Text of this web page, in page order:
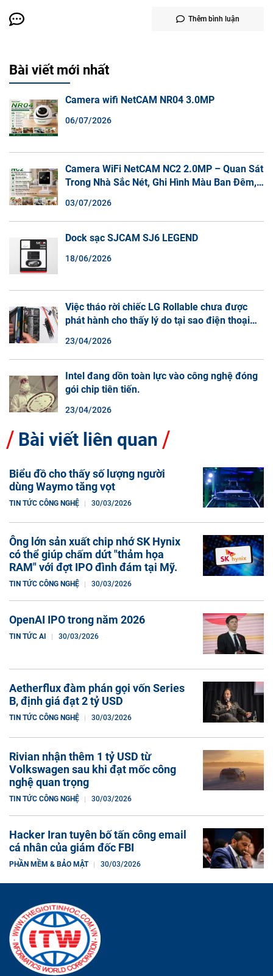
Thêm bình luận
Bài viết mới nhất
Camera wifi NetCAM NR04 3.0MP
06/07/2026
Camera WiFi NetCAM NC2 2.0MP – Quan Sát
Trong Nhà Sắc Nét, Ghi Hình Màu Ban Đêm,
03/07/2026
Dock sạc SJCAM SJ6 LEGEND
18/06/2026
Việc tháo rời chiếc LG Rollable chưa được
phát hành cho thấy lý do tại sao điện thoại
23/04/2026
Intel đang dồn toàn lực vào công nghệ đóng
gói chip tiên tiến.
23/04/2026
Bài viết liên quan
Biểu đồ cho thấy số lượng người
dùng Waymo tăng vọt
TIN TỨC CÔNG NGHỆ 30/03/2026
Ông lớn sản xuất chip nhớ SK Hynix
có thể giúp chấm dứt "thảm họa
RAM" với đợt IPO đình đám tại Mỹ.
TIN TỨC CÔNG NGHỆ 30/03/2026
OpenAI IPO trong năm 2026
TIN TỨC AI 30/03/2026
Aetherflux đàm phán gọi vốn Series
B, định giá đạt 2 tỷ USD
TIN TỨC CÔNG NGHỆ 30/03/2026
Rivian nhận thêm 1 tỷ USD từ
Volkswagen sau khi đạt mốc công
nghệ quan trọng
TIN TỨC CÔNG NGHỆ 30/03/2026
Hacker Iran tuyên bố tấn công email
cá nhân của giám đốc FBI
PHẦN MỀM & BẢO MẬT 30/03/2026